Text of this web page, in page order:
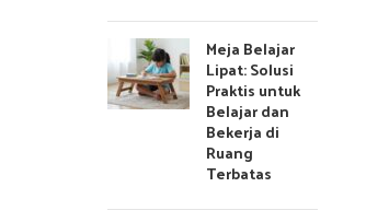
Meja Belajar
Lipat: Solusi
Praktis untuk
Belajar dan
Bekerja di
Ruang
Terbatas